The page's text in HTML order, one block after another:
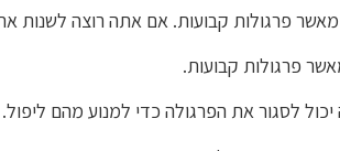
מאשר פרגולות קבועות. אם אתה רוצה
פרגולות קבועות.
לסגור את הפרגולה כדי למנוע מהם ליפול.